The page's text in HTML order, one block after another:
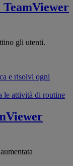
TeamViewer
gli utenti.
e risolvi ogni
le attività di routine